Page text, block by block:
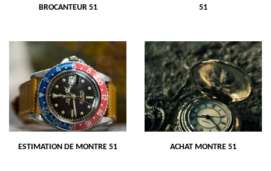
BROCANTEUR 51
51
ESTIMATION DE MONTRE 51 ACHAT MONTRE 51